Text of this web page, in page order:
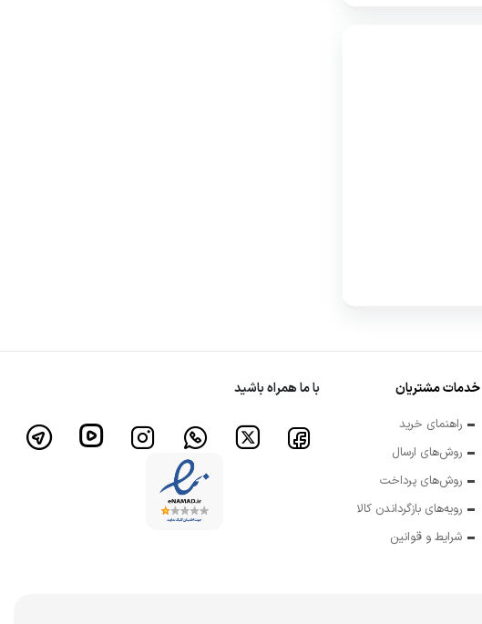
خدمات مشتریان
راهنمای خرید
روش‌های ارسال
روش‌های پرداخت
رویه‌های بازگرداندن کالا
شرایط و قوانین
با ما همراه باشید